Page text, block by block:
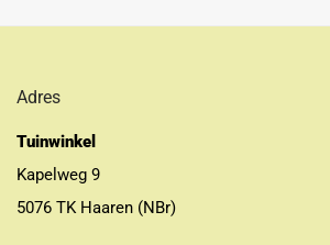
Adres
Tuinwinkel
Kapelweg 9
5076 TK Haaren (NBr)